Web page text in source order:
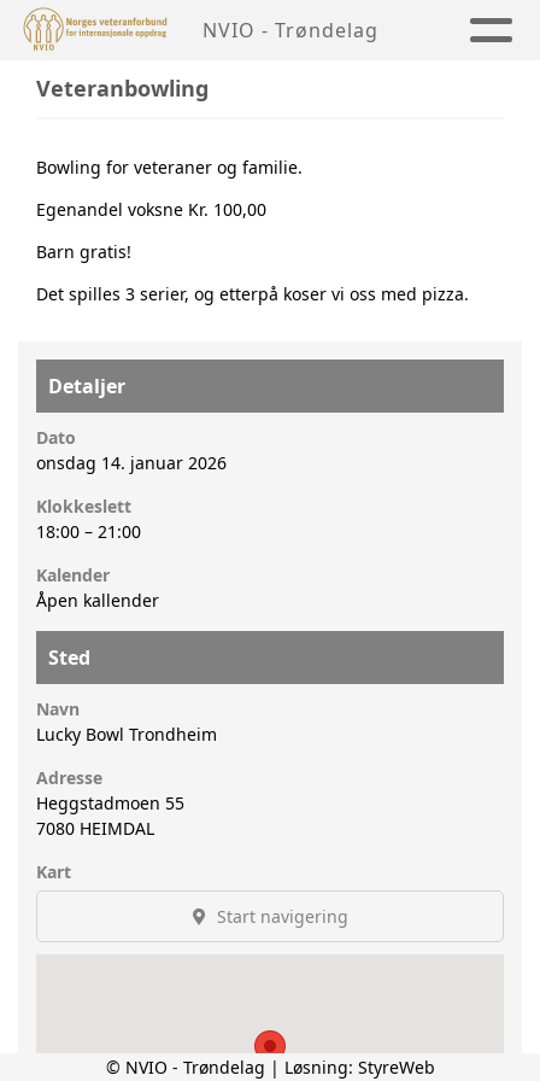
NVIO - Trøndelag
Veteranbowling
Bowling for veteraner og familie.
Egenandel voksne Kr. 100,00
Barn gratis!
Det spilles 3 serier, og etterpå koser vi oss med pizza.
Detaljer
Dato
onsdag 14. januar 2026
Klokkeslett
18:00 – 21:00
Kalender
Åpen kallender
Sted
Navn
Lucky Bowl Trondheim
Adresse
Heggstadmoen 55
7080 HEIMDAL
Kart
Start navigering
© NVIO - Trøndelag | Løsning: StyreWeb